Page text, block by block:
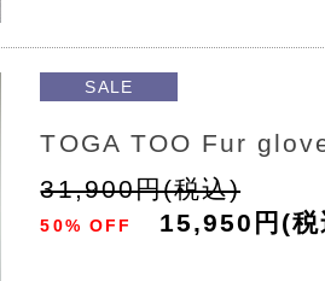
SALE
TOGA TOO Fur
31,900円(税込)
50% OFF 15,950円(